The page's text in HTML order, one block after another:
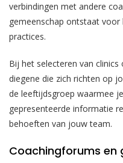
verbindingen met andere
gemeenschap ontstaat
practices.
Bij het selecteren van
diegene die zich richten op
de leeftijdsgroep waarmee
gepresenteerde informatie
behoeften van jouw team.
Coachingforums en